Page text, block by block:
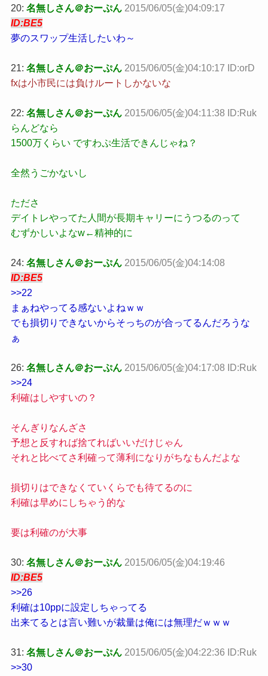
20: 名無しさん＠おーぷん 2015/06/05(金)04:09:17
ID:BE5
夢のスワップ生活したいわ～
21: 名無しさん＠おーぷん 2015/06/05(金)04:10:17 ID:orD
fxは小市民には負けルートしかないな
22: 名無しさん＠おーぷん 2015/06/05(金)04:11:38 ID:Ruk
らんどなら
1500万くらい ですわぷ生活できんじゃね？
全然うごかないし
たださ
デイトレやってた人間が長期キャリーにうつるのって
むずかしいよなw←精神的に
24: 名無しさん＠おーぷん 2015/06/05(金)04:14:08
ID:BE5
>>22
まぁねやってる感ないよねｗｗ
でも損切りできないからそっちのが合ってるんだろうな
ぁ
26: 名無しさん＠おーぷん 2015/06/05(金)04:17:08 ID:Ruk
>>24
利確はしやすいの？
そんぎりなんざさ
予想と反すれば捨てればいいだけじゃん
それと比べてさ利確って薄利になりがちなもんだよな
損切りはできなくていくらでも待てるのに
利確は早めにしちゃう的な
要は利確のが大事
30: 名無しさん＠おーぷん 2015/06/05(金)04:19:46
ID:BE5
>>26
利確は10ppに設定しちゃってる
出来てるとは言い難いが裁量は俺には無理だｗｗｗ
31: 名無しさん＠おーぷん 2015/06/05(金)04:22:36 ID:Ruk
>>30